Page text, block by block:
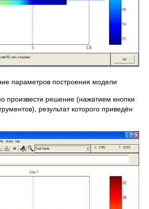
параметров построения модели
решение (нажатием кнопки
результат которого приведён